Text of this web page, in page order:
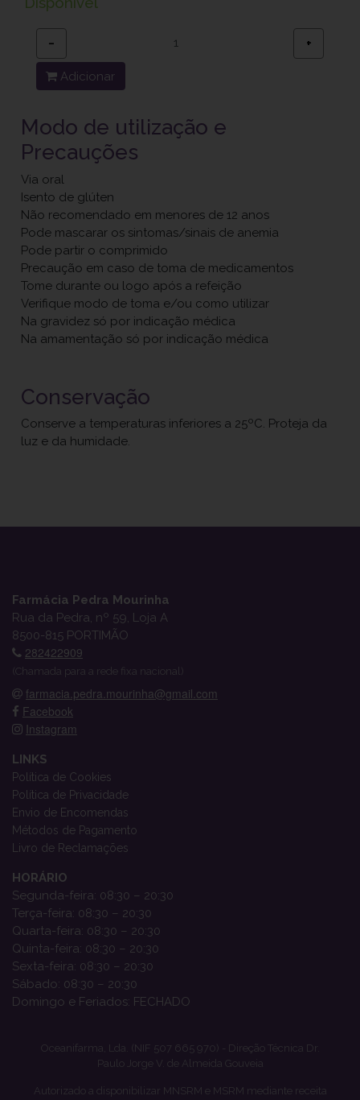
− +
Adicionar
Modo de utilização e
Precauções
Via oral
Isento de glúten
Não recomendado em menores de 12 anos
Pode mascarar os sintomas/sinais de anemia
Pode partir o comprimido
Precaução em caso de toma de medicamentos
Tome durante ou logo após a refeição
Verifique modo de toma e/ou como utilizar
Na gravidez só por indicação médica
Na amamentação só por indicação médica
Conservação
Conserve a temperaturas inferiores a 25ºC. Proteja da
luz e da humidade.
Farmácia Pedra Mourinha
Rua da Pedra, nº 59, Loja A
8500-815 PORTIMÃO
282422909
(Chamada para a rede fixa nacional)
farmacia.pedra.mourinha@gmail.com
Facebook
Instagram
LINKS
Política de Cookies
Política de Privacidade
Envio de Encomendas
Métodos de Pagamento
Livro de Reclamações
HORÁRIO
Segunda-feira: 08:30 – 20:30
Terça-feira: 08:30 – 20:30
Quarta-feira: 08:30 – 20:30
Quinta-feira: 08:30 – 20:30
Sexta-feira: 08:30 – 20:30
Sábado: 08:30 – 20:30
Domingo e Feriados: FECHADO
Oceanifarma, Lda. (NIF 507 665 970) - Direção Técnica Dr.
Paulo Jorge V. de Almeida Gouveia
Autorizado a disponibilizar MNSRM e MSRM mediante receita